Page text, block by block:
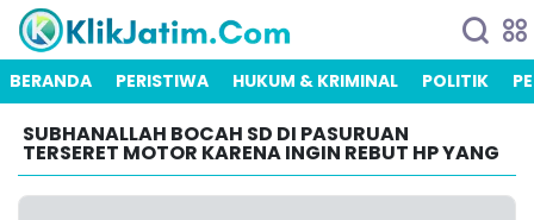
BERANDA PERISTIWA HUKUM & KRIMINAL POLITIK
SUBHANALLAH BOCAH SD DI PASURUAN
TERSERET MOTOR KARENA INGIN REBUT HP YANG